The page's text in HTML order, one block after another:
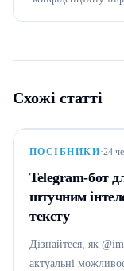
Схожі статті
ПОСІБНИКИ·24
Telegram-бот
штучним
тексту
Дізнайтеся, як
актуальні